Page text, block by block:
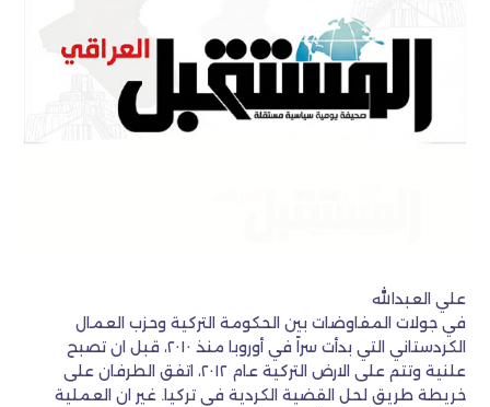
علي العبدالله
في جولات المفاوضات بين الحكومة التركية وحزب العمال
الكردستاني التي بدأت سراً في أوروبا منذ ٢٠١٠، قبل ان تصبح
علنية وتتم على الارض التركية عام ٢٠١٢، اتفق الطرفان على
خريطة طريق لحل القضية الكردية في تركيا. غير ان العملية